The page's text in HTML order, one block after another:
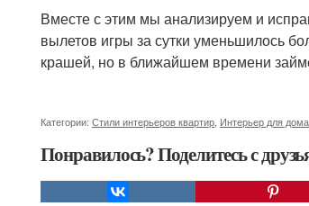
Вместе с этим мы анализируем и
вылетов игры за сутки уменьшилось
крашей, но в ближайшем времени
Категории: Стили интерьеров квартир Интерьер для дома
Понравилось? Поделитесь с